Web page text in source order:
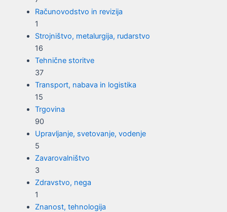
Računovodstvo in revizija
1
Strojništvo, metalurgija, rudarstvo
16
Tehnične storitve
37
Transport, nabava in logistika
15
Trgovina
90
Upravljanje, svetovanje, vodenje
5
Zavarovalništvo
3
Zdravstvo, nega
1
Znanost, tehnologija